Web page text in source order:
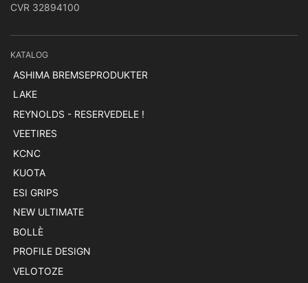
CVR 32894100
KATALOG
ASHIMA BREMSEPRODUKTER
LAKE
REYNOLDS - RESERVEDELE !
VEETIRES
KCNC
KUOTA
ESI GRIPS
NEW ULTIMATE
BOLLÈ
PROFILE DESIGN
VELOTOZE